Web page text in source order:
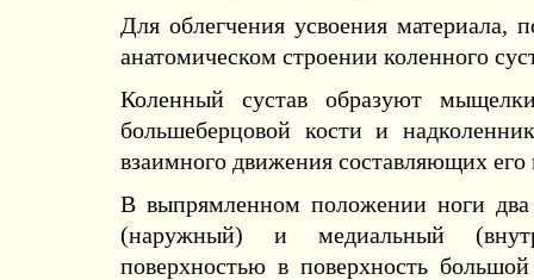
Для облегчения усвоения материала,
анатомическом строении коленного
Коленный сустав образуют
большеберцовой кости и
взаимного движения составляющих его
В выпрямленном положении ноги
(наружный) и медиальный
поверхностью в поверхность